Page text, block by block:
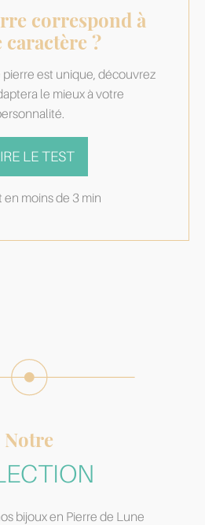
correspond à
?
est unique, découvrez
le mieux à votre
LE TEST
en moins de 3 min
Notre
bijoux en Pierre de Lune